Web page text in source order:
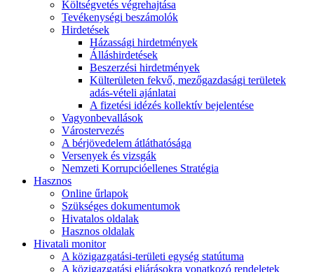
Költségvetés végrehajtása
Tevékenységi beszámolók
Hirdetések
Házassági hirdetmények
Álláshirdetések
Beszerzési hirdetmények
Külterületen fekvő, mezőgazdasági területek
adás-vételi ajánlatai
A fizetési idézés kollektív bejelentése
Vagyonbevallások
Várostervezés
A bérjövedelem átláthatósága
Versenyek és vizsgák
Nemzeti Korrupcióellenes Stratégia
Hasznos
Online űrlapok
Szükséges dokumentumok
Hivatalos oldalak
Hasznos oldalak
Hivatali monitor
A közigazgatási-területi egység statútuma
A közigazgatási eljárásokra vonatkozó rendeletek